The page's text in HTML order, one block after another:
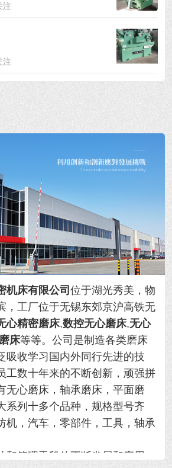
注
注
机床有限公司 位于湖光秀美，物
，工厂位于无锡东郊京沪高铁无
心精密磨床,数控无心磨床,无心
床等等。 公司是制造各类磨床
吸收学习国内外同行先进的技
工数十年来的不断创新，顽强拼
无心磨床，轴承磨床，平面磨
系列十多个品种，规格型号齐
机，汽车，零部件，工具，轴承
和管理手段的不断发展和应用，